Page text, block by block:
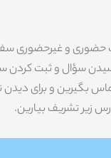
حضوری و غیرحضوری
سؤال و ثبت کردن
بگیرین و برای دیدن
زیر تشریف بیارین.